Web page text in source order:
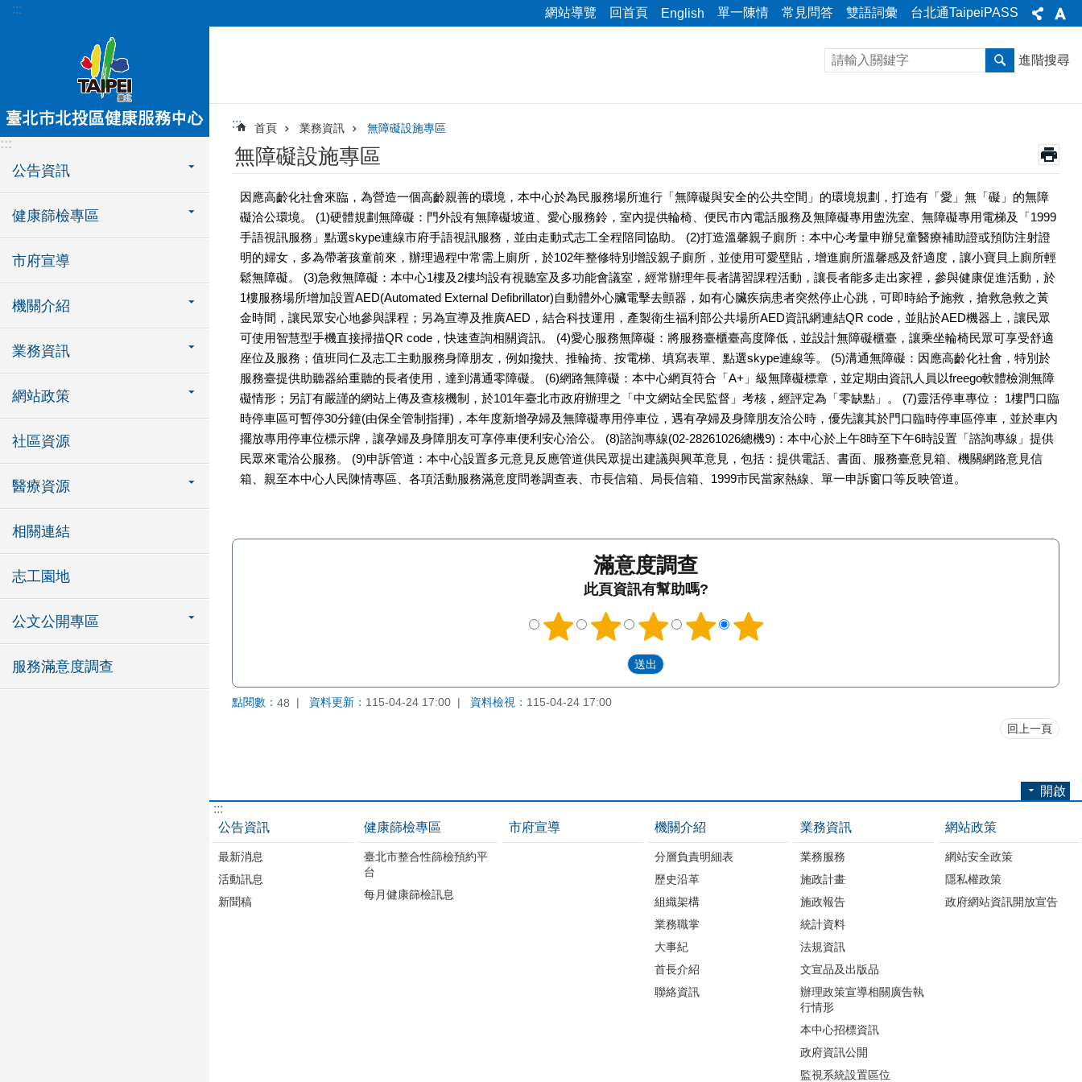
跳到主要內容區塊
::: 網站導覽 回首頁 English 單一陳情 常見問答 雙語詞彙 台北通TaipeiPASS
:::
公告資訊
健康篩檢專區
市府宣導
機關介紹
業務資訊
網站政策
社區資源
醫療資源
相關連結
志工園地
公文公開專區
服務滿意度調查
進階搜尋
::: 首頁 業務資訊 無障礙設施專區
無障礙設施專區
因應高齡化社會來臨，為營造一個高齡親善的環境，本中心於為民服務場所進行「無障礙與安全的公共空間」的環境規劃，打造有「愛」無「礙」的無障
礙洽公環境。 (1)硬體規劃無障礙：門外設有無障礙坡道、愛心服務鈴，室內提供輪椅、便民市內電話服務及無障礙專用盥洗室、無障礙專用電梯及「1999
手語視訊服務」點選skype連線市府手語視訊服務，並由走動式志工全程陪同協助。 (2)打造溫馨親子廁所：本中心考量申辦兒童醫療補助證或預防注射證
明的婦女，多為帶著孩童前來，辦理過程中常需上廁所，於102年整修特別增設親子廁所，並使用可愛壁貼，增進廁所溫馨感及舒適度，讓小寶貝上廁所輕
鬆無障礙。 (3)急救無障礙：本中心1樓及2樓均設有視聽室及多功能會議室，經常辦理年長者講習課程活動，讓長者能多走出家裡，參與健康促進活動，於
1樓服務場所增加設置AED(Automated External Defibrillator)自動體外心臟電擊去顫器，如有心臟疾病患者突然停止心跳，可即時給予施救，搶救急救之黃
金時間，讓民眾安心地參與課程；另為宣導及推廣AED，結合科技運用，產製衛生福利部公共場所AED資訊網連結QR code，並貼於AED機器上，讓民眾
可使用智慧型手機直接掃描QR code，快速查詢相關資訊。 (4)愛心服務無障礙：將服務臺櫃臺高度降低，並設計無障礙櫃臺，讓乘坐輪椅民眾可享受舒適
座位及服務；值班同仁及志工主動服務身障朋友，例如攙扶、推輪掎、按電梯、填寫表單、點選skype連線等。 (5)溝通無障礙：因應高齡化社會，特別於
服務臺提供助聽器給重聽的長者使用，達到溝通零障礙。 (6)網路無障礙：本中心網頁符合「A+」級無障礙標章，並定期由資訊人員以freego軟體檢測無障
礙情形；另訂有嚴謹的網站上傳及查核機制，於101年臺北市政府辦理之「中文網站全民監督」考核，經評定為「零缺點」。 (7)靈活停車專位： 1樓門口臨
時停車區可暫停30分鐘(由保全管制指揮)，本年度新增孕婦及無障礙專用停車位，遇有孕婦及身障朋友洽公時，優先讓其於門口臨時停車區停車，並於車內
擺放專用停車位標示牌，讓孕婦及身障朋友可享停車便利安心洽公。 (8)諮詢專線(02-28261026總機9)：本中心於上午8時至下午6時設置「諮詢專線」提供
民眾來電洽公服務。 (9)申訴管道：本中心設置多元意見反應管道供民眾提出建議與興革意見，包括：提供電話、書面、服務臺意見箱、機關網路意見信
箱、親至本中心人民陳情專區、各項活動服務滿意度問卷調查表、市長信箱、局長信箱、1999市民當家熱線、單一申訴窗口等反映管道。
滿意度調查
此頁資訊有幫助嗎?
點閱數： 48 資料更新： 115-04-24 17:00 資料檢視： 115-04-24 17:00
回上一頁
開啟
:::
公告資訊
最新消息
活動訊息
新聞稿
健康篩檢專區
臺北市整合性篩檢預約平
台
每月健康篩檢訊息
市府宣導 機關介紹
分層負責明細表
歷史沿革
組織架構
業務職掌
大事紀
首長介紹
聯絡資訊
業務資訊
業務服務
施政計畫
施政報告
統計資料
法規資訊
文宣品及出版品
辦理政策宣導相關廣告執
行情形
本中心招標資訊
政府資訊公開
監視系統設置區位
網站政策
網站安全政策
隱私權政策
政府網站資訊開放宣告